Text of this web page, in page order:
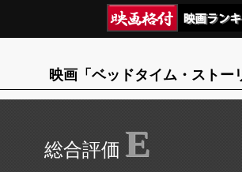
映画「ベッドタイム・ストー
E